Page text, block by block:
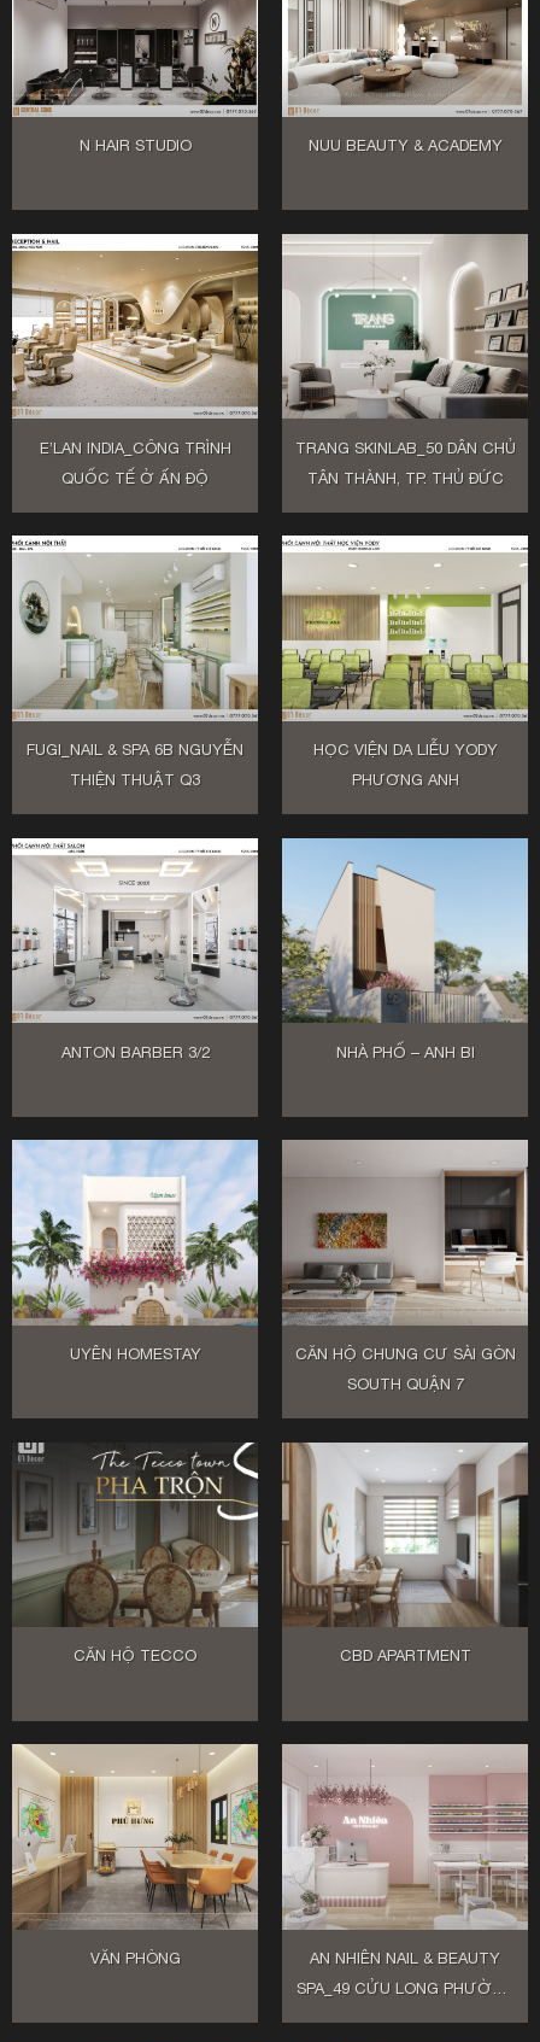
N HAIR STUDIO NUU BEAUTY & ACADEMY
E’LAN INDIA_CÔNG TRÌNH
QUỐC TẾ Ở ẤN ĐỘ
TRANG SKINLAB_50 DÂN CHỦ
TÂN THÀNH, TP. THỦ ĐỨC
FUGI_NAIL & SPA 6B NGUYỄN
THIỆN THUẬT Q3
HỌC VIỆN DA LIỄU YODY
PHƯƠNG ANH
ANTON BARBER 3/2 NHÀ PHỐ – ANH BI
UYÊN HOMESTAY
CĂN HỘ CHUNG CƯ SÀI GÒN
SOUTH QUẬN 7
CĂN HỘ TECCO CBD APARTMENT
VĂN PHÒNG
AN NHIÊN NAIL & BEAUTY
SPA_49 CỬU LONG PHƯỜNG